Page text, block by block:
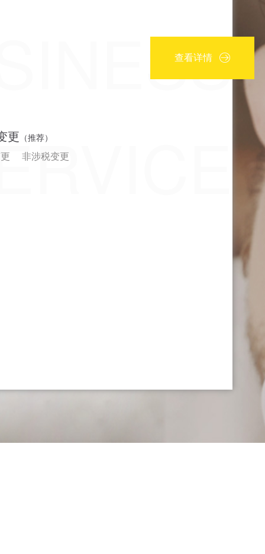
查看详情
更 （推荐）
非涉税变更